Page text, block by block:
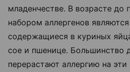
младенчестве. В возрасте до
набором аллергенов
содержащиеся в куриных
сое и пшенице. Большинство
перерастают аллергию на